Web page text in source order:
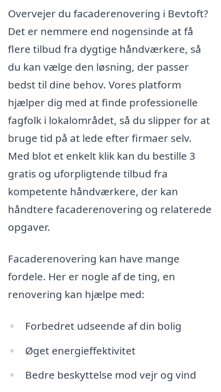
Overvejer du facaderenovering i Bevtoft?
Det er nemmere end nogensinde at få
flere tilbud fra dygtige håndværkere, så
du kan vælge den løsning, der passer
bedst til dine behov. Vores platform
hjælper dig med at finde professionelle
fagfolk i lokalområdet, så du slipper for at
bruge tid på at lede efter firmaer selv.
Med blot et enkelt klik kan du bestille 3
gratis og uforpligtende tilbud fra
kompetente håndværkere, der kan
håndtere facaderenovering og relaterede
opgaver.
Facaderenovering kan have mange
fordele. Her er nogle af de ting, en
renovering kan hjælpe med:
Forbedret udseende af din bolig
Øget energieffektivitet
Bedre beskyttelse mod vejr og vind